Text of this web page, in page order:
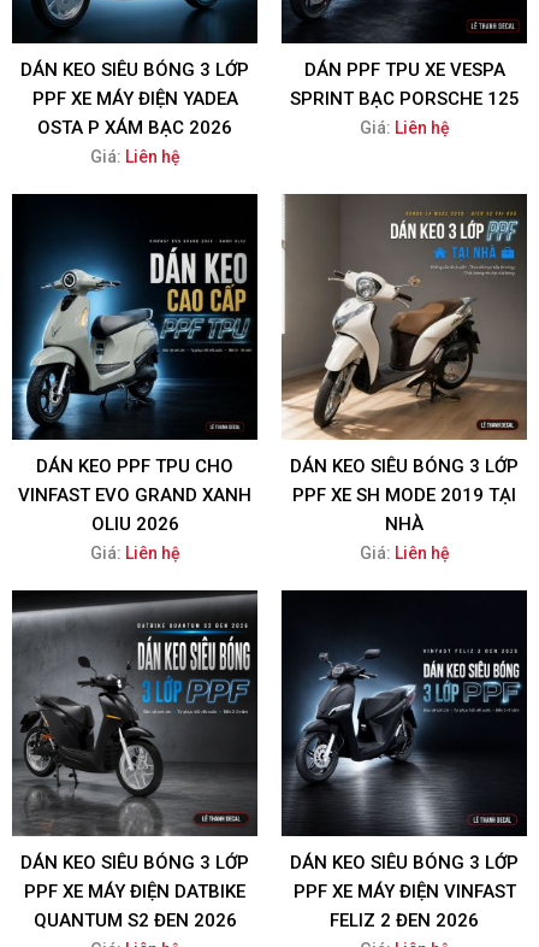
DÁN KEO SIÊU BÓNG 3 LỚP
PPF XE MÁY ĐIỆN YADEA
OSTA P XÁM BẠC 2026
Giá: Liên hệ
DÁN PPF TPU XE VESPA
SPRINT BẠC PORSCHE 125
Giá: Liên hệ
DÁN KEO PPF TPU CHO
VINFAST EVO GRAND XANH
OLIU 2026
Giá: Liên hệ
DÁN KEO SIÊU BÓNG 3 LỚP
PPF XE SH MODE 2019 TẠI
NHÀ
Giá: Liên hệ
DÁN KEO SIÊU BÓNG 3 LỚP
PPF XE MÁY ĐIỆN DATBIKE
QUANTUM S2 ĐEN 2026
DÁN KEO SIÊU BÓNG 3 LỚP
PPF XE MÁY ĐIỆN VINFAST
FELIZ 2 ĐEN 2026